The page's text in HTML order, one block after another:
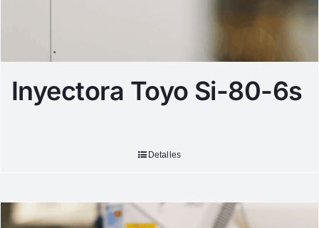
Inyectora Toyo Si-80-6s
Detalles